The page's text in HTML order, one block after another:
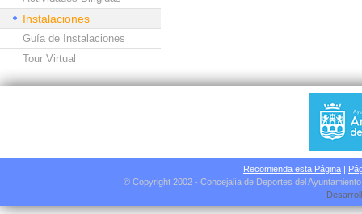
Instalaciones
Guía de Instalaciones
Tour Virtual
Recomienda esta Página |
© Copyright 2002 - Concejalía de Deportes del